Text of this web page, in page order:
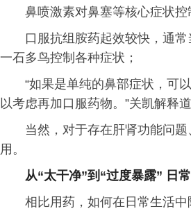
鼻喷激素对鼻塞等核心症状
口服抗组胺药起效较快，通
一石多鸟控制各种症状；
“如果是单纯的鼻部症状，可
以考虑再加口服药物。”关凯解释道
当然，对于存在肝肾功能问
用。
从“太干净”到“过度暴露” 日
相比用药，如何在日常生活